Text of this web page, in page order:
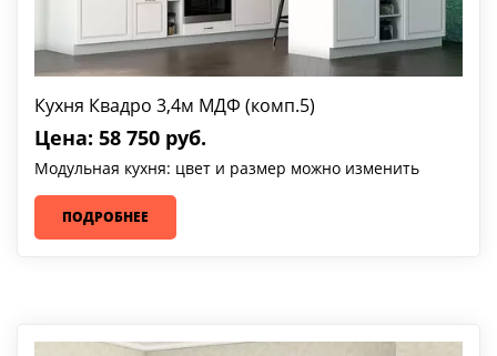
Кухня Квадро 3,4м МДФ (комп.5)
Цена: 58 750 руб.
Модульная кухня: цвет и размер можно изменить
ПОДРОБНЕЕ